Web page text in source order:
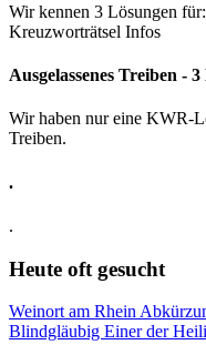
Wir kennen 3 Lösungen
Kreuzworträtsel Infos
Ausgelassenes Treiben -
Wir haben nur eine KWR-
Treiben.
.
.
Heute oft gesucht
Weinort am Rhein
Blindgläubig Einer der